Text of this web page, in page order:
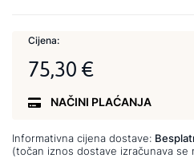
Cijena:
75,30 €
NAČINI PLAĆANJA
Informativna cijena dostave:
(točan iznos dostave izračunava se